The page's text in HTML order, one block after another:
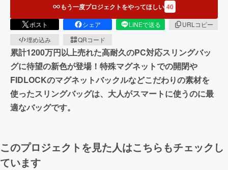
もう一度プロジェクトをやってほしい 40
ポスト シェア LINEで送る
URLコピー
埋め込み
QRコード
累計1200万円以上売れた高耐久のPC対応スリングバッ
グに待望の新色が登場！特殊マグネットでの開閉や
FIDLOCKのマグネットバックルなどこだわりの素材を
使ったスリングバッグは、大人がスマートに使うのに最
適なバッグです。
このプロジェクトを見た人はこちらもチェックし
ています